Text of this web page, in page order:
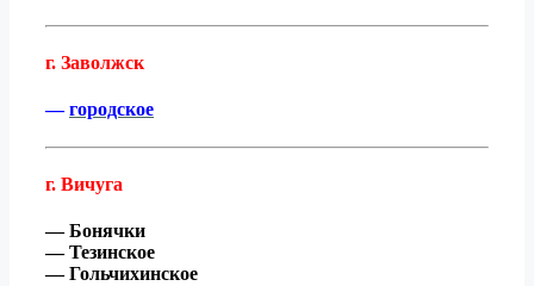
г. Заволжск
—городское
г. Вичуга
— Бонячки
— Тезинское
— Гольчихинское